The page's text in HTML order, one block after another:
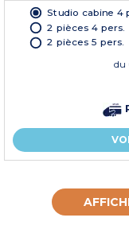
Studio cabine 4
2 pièces 4 pers.
2 pièces 5 pers.
du